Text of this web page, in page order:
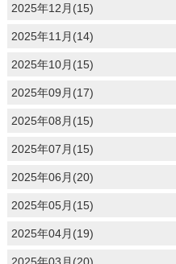
2025年12月(15)
2025年11月(14)
2025年10月(15)
2025年09月(17)
2025年08月(15)
2025年07月(15)
2025年06月(20)
2025年05月(15)
2025年04月(19)